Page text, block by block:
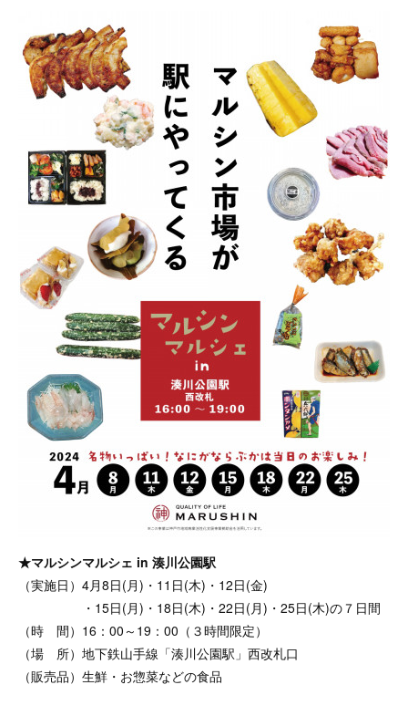
★マルシンマルシェ in 湊川公園駅
（実施日）4月8日(月)・11日(木)・12日(金)
・15日(月)・18日(木)・22日(月)・25日(木)の７日間
（時 間）16：00～19：00（３時間限定）
（場 所）地下鉄山手線「湊川公園駅」西改札口
（販売品）生鮮・お惣菜などの食品